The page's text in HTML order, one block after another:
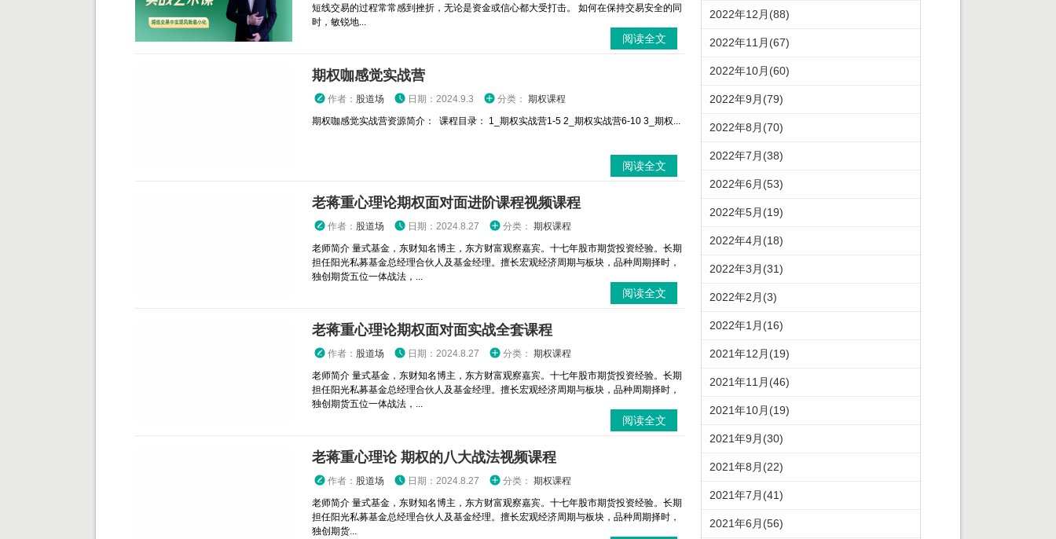
短线交易的过程常常感到挫折，无论是资金或信心都大受打击。 如何在保持交易安全的同
时，敏锐地...
阅读全文
期权咖感觉实战营
作者： 股道场 日期：2024.9.3 分类： 期权课程
期权咖感觉实战营资源简介： 课程目录： 1_期权实战营1-5 2_期权实战营6-10 3_期权...
阅读全文
老蒋重心理论期权面对面进阶课程视频课程
作者： 股道场 日期：2024.8.27 分类： 期权课程
老师简介 量式基金，东财知名博主，东方财富观察嘉宾。十七年股市期货投资经验。长期
担任阳光私募基金总经理合伙人及基金经理。擅长宏观经济周期与板块，品种周期择时，
独创期货五位一体战法，...
阅读全文
老蒋重心理论期权面对面实战全套课程
作者： 股道场 日期：2024.8.27 分类： 期权课程
老师简介 量式基金，东财知名博主，东方财富观察嘉宾。十七年股市期货投资经验。长期
担任阳光私募基金总经理合伙人及基金经理。擅长宏观经济周期与板块，品种周期择时，
独创期货五位一体战法，...
阅读全文
老蒋重心理论 期权的八大战法视频课程
作者： 股道场 日期：2024.8.27 分类： 期权课程
老师简介 量式基金，东财知名博主，东方财富观察嘉宾。十七年股市期货投资经验。长期
担任阳光私募基金总经理合伙人及基金经理。擅长宏观经济周期与板块，品种周期择时，
独创期货...
2022年12月(88)
2022年11月(67)
2022年10月(60)
2022年9月(79)
2022年8月(70)
2022年7月(38)
2022年6月(53)
2022年5月(19)
2022年4月(18)
2022年3月(31)
2022年2月(3)
2022年1月(16)
2021年12月(19)
2021年11月(46)
2021年10月(19)
2021年9月(30)
2021年8月(22)
2021年7月(41)
2021年6月(56)